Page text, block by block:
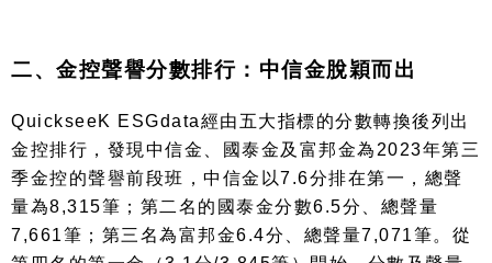
二、金控聲譽分數排行：中信金脫穎而出
QuickseeK ESGdata經由五大指標的分數轉換後列出
金控排行，發現中信金、國泰金及富邦金為 2023年第三
季金控的聲譽前段班，中信金以7.6分排在第一，總聲
量為8,315筆；第二名的國泰金分數6.5分、總聲量
7,661筆；第三名為富邦金6.4分、總聲量7,071筆。從